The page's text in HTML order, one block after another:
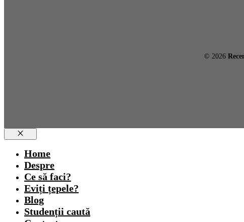
© 2026
Close
Home
Despre
Ce să faci?
Eviți țepele?
Blog
Studenții caută